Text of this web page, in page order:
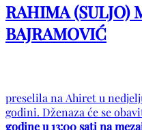
RAHIMA (SULJO)
BAJRAMOVIĆ
preselila na Ahiret u
godini. Dženaza će se
godine u 13:00 sati na